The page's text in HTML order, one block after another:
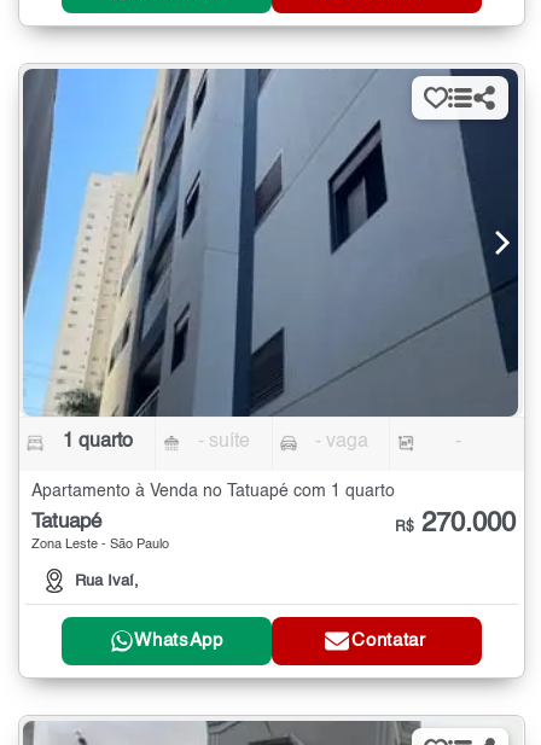
1 quarto - suíte - vaga -
Apartamento à Venda no Tatuapé com 1 quarto
Tatuapé
Zona Leste - São Paulo
Rua Ivaí,
R$ 270.000
WhatsApp Contatar